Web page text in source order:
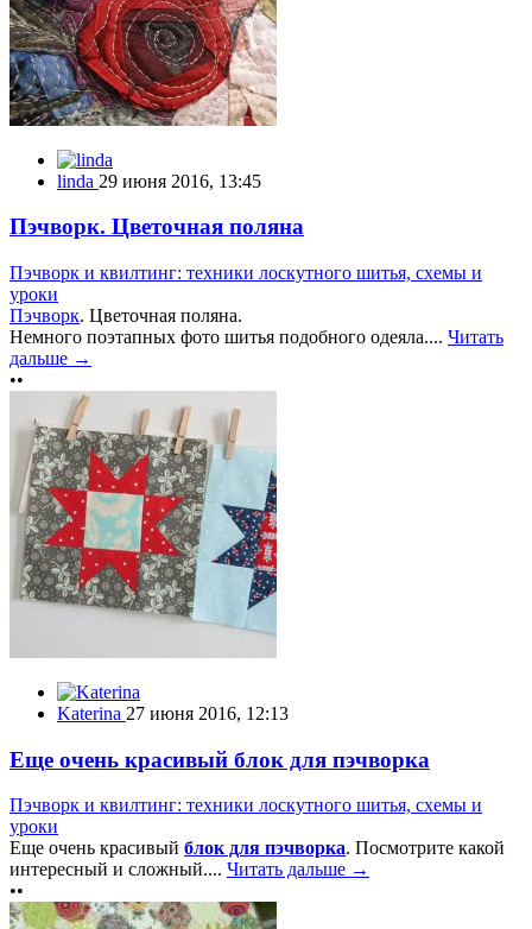
linda 29 июня 2016, 13:45
Пэчворк. Цветочная поляна
Пэчворк и квилтинг: техники лоскутного шитья, схемы и
уроки
Пэчворк. Цветочная поляна.
Немного поэтапных фото шитья подобного одеяла.... Читать
дальше →
••
Katerina 27 июня 2016, 12:13
Еще очень красивый блок для пэчворка
Пэчворк и квилтинг: техники лоскутного шитья, схемы и
уроки
Еще очень красивый блок для пэчворка. Посмотрите какой
интересный и сложный.... Читать дальше →
••